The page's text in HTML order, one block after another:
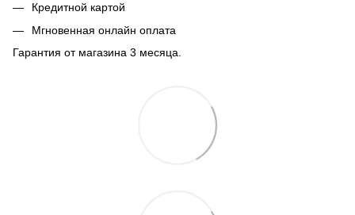
Кредитной картой
Мгновенная онлайн оплата
Гарантия от магазина 3 месяца.